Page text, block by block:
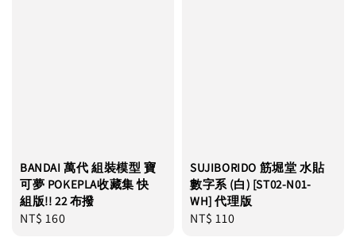
BANDAI 萬代 組裝模型 寶
可夢 POKEPLA收藏集 快
組版!! 22 布撥
Regular
NT$ 160
SUJIBORIDO 筋堀堂 水貼
數字系 (白) [ST02-N01-
WH] 代理版
Regular
NT$ 110